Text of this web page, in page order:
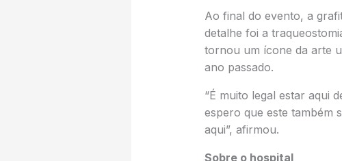
Ao final do evento, a
detalhe foi a
tornou um ícone da arte
ano passado.
“É muito legal estar aqui
espero que este também
aqui”, afirmou.
Sobre o hospital